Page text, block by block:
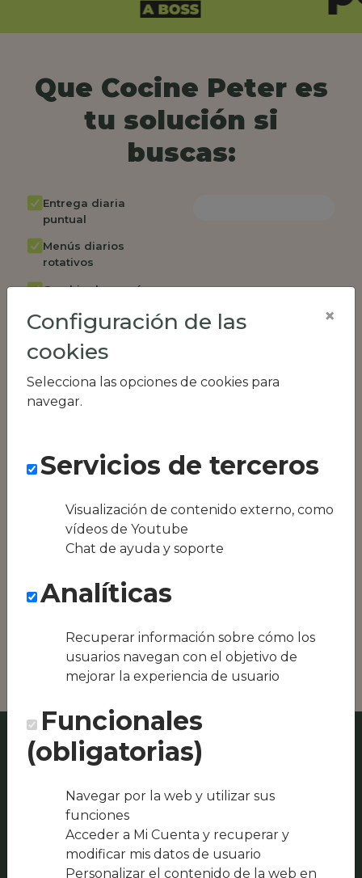
Que Cocine Peter es
tu solución si
buscas:
Entrega diaria
puntual
Menús diarios
rotativos
Cambio de menú
Factura única
Acceso individual
empleados
Opción de catering
Compatible con
Conseguimos la
oferta local de tu
zona, como podría
suizo "Algo Así" o
Restaurante
Configuración de las
cookies
Selecciona las opciones de cookies para
navegar.
×
Servicios de terceros
Visualización de contenido externo, como
vídeos de Youtube
Chat de ayuda y soporte
Analíticas
Recuperar información sobre cómo los
usuarios navegan con el objetivo de
mejorar la experiencia de usuario
Funcionales
(obligatorias)
Navegar por la web y utilizar sus
funciones
Acceder a Mi Cuenta y recuperar y
modificar mis datos de usuario
Personalizar el contenido de la web en